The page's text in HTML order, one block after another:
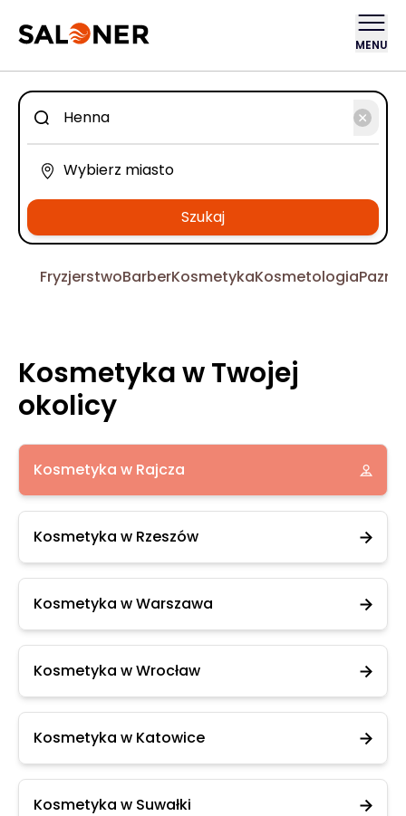
MENU
Szukaj
FryzjerstwoBarberKosmetykaKosmetologia
Kosmetyka w Twojej
okolicy
Kosmetyka w Rajcza
Kosmetyka w Rzeszów
Kosmetyka w Warszawa
Kosmetyka w Wrocław
Kosmetyka w Katowice
Kosmetyka w Suwałki